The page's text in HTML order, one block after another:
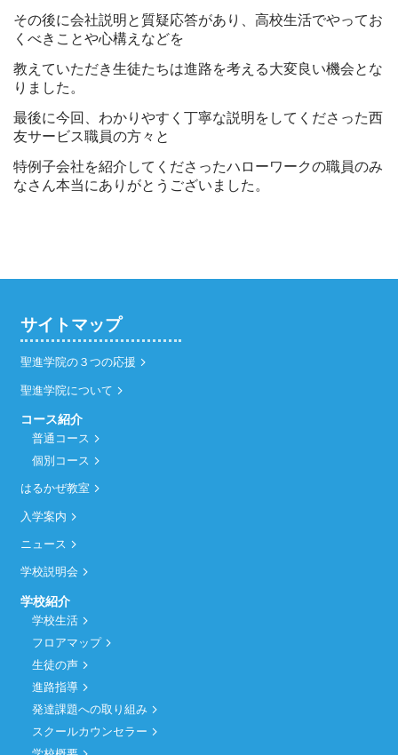
その後に会社説明と質疑応答があり、高校生活でやってお
くべきことや心構えなどを
教えていただき生徒たちは進路を考える大変良い機会とな
りました。
最後に今回、わかりやすく丁寧な説明をしてくださった西
友サービス職員の方々と
特例子会社を紹介してくださったハローワークの職員のみ
なさん本当にありがとうございました。
サイトマップ
聖進学院の３つの応援
聖進学院について
コース紹介
普通コース
個別コース
はるかぜ教室
入学案内
ニュース
学校説明会
学校紹介
学校生活
フロアマップ
生徒の声
進路指導
発達課題への取り組み
スクールカウンセラー